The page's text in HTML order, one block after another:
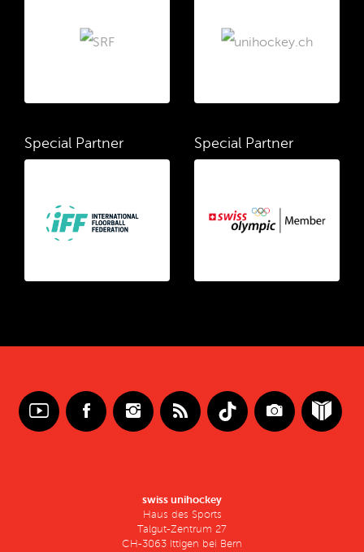
Special Partner Special Partner
swiss unihockey
Haus des Sports
Talgut-Zentrum 27
CH-3063 Ittigen bei Bern